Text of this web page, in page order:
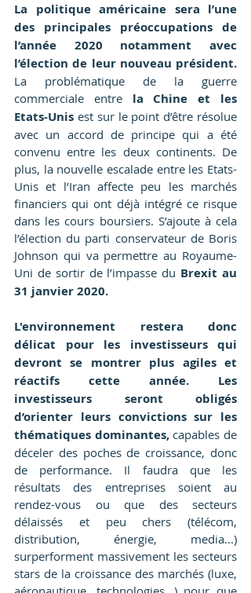
La politique américaine sera l’une
des principales préoccupations de
l’année 2020 notamment avec
l’élection de leur nouveau président.
La problématique de la guerre
commerciale entre la Chine et les
Etats-Unis est sur le point d’être résolue
avec un accord de principe qui a été
convenu entre les deux continents. De
plus, la nouvelle escalade entre les Etats-
Unis et l’Iran affecte peu les marchés
financiers qui ont déjà intégré ce risque
dans les cours boursiers. S’ajoute à cela
l’élection du parti conservateur de Boris
Johnson qui va permettre au Royaume-
Uni de sortir de l’impasse du Brexit au
31 janvier 2020.
L'environnement restera donc
délicat pour les investisseurs qui
devront se montrer plus agiles et
réactifs cette année. Les
investisseurs seront obligés
d’orienter leurs convictions sur les
thématiques dominantes, capables de
déceler des poches de croissance, donc
de performance. Il faudra que les
résultats des entreprises soient au
rendez-vous ou que des secteurs
délaissés et peu chers (télécom,
distribution, énergie, media...)
surperforment massivement les secteurs
stars de la croissance des marchés (luxe,